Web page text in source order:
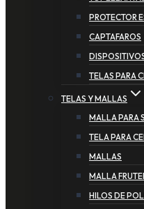
PROTECTOR
CAPTAFAROS
TELAS PARA
TELAS Y MALLAS
MALLA PARA
TELA PARA
MALLAS
MALLA
HILOS DE